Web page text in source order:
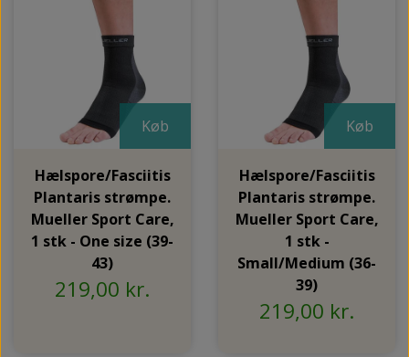
Køb
Hælspore/Fasciitis
Plantaris strømpe.
Mueller Sport Care,
1 stk - One size (39-
43)
219,00 kr.
Køb
Hælspore/Fasciitis
Plantaris strømpe.
Mueller Sport Care,
1 stk -
Small/Medium (36-
39)
219,00 kr.